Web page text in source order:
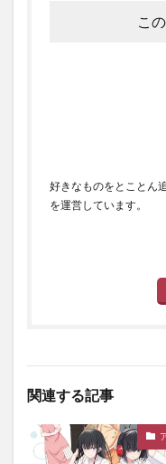
こ
好きなものをとことん
を運営しています。
関連する記事